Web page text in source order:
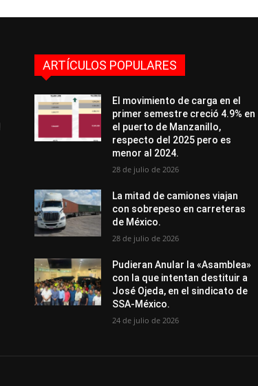
ARTÍCULOS POPULARES
El movimiento de carga en el
primer semestre creció 4.9% en
el puerto de Manzanillo,
respecto del 2025 pero es
menor al 2024.
28 de julio de 2026
La mitad de camiones viajan
con sobrepeso en carreteras
de México.
28 de julio de 2026
Pudieran Anular la «Asamblea»
con la que intentan destituir a
José Ojeda, en el sindicato de
SSA-México.
24 de julio de 2026